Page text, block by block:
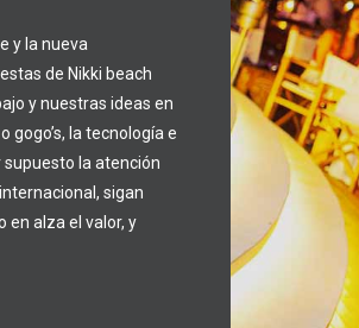
y la nueva
de Nikki beach
y nuestras ideas en
la tecnología e
la atención
sigan
en alza el valor, y